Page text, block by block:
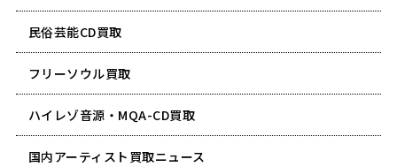
民俗芸能CD買取
フリーソウル買取
ハイレゾ音源・MQA-CD買取
国内アーティスト買取ニュース